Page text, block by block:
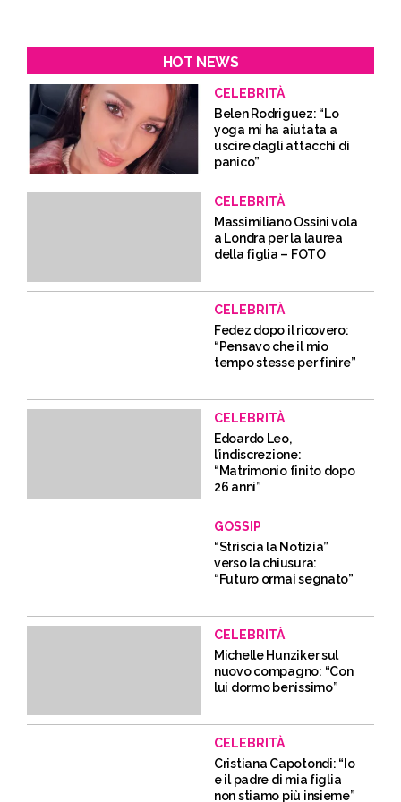
HOT NEWS
CELEBRITÀ
Belen Rodriguez: “Lo
yoga mi ha aiutata a
uscire dagli attacchi di
panico”
CELEBRITÀ
Massimiliano Ossini vola
a Londra per la laurea
della figlia – FOTO
CELEBRITÀ
Fedez dopo il ricovero:
“Pensavo che il mio
tempo stesse per finire”
CELEBRITÀ
Edoardo Leo,
l’indiscrezione:
“Matrimonio finito dopo
26 anni”
GOSSIP
“Striscia la Notizia”
verso la chiusura:
“Futuro ormai segnato”
CELEBRITÀ
Michelle Hunziker sul
nuovo compagno: “Con
lui dormo benissimo”
CELEBRITÀ
Cristiana Capotondi: “Io
e il padre di mia figlia
non stiamo più insieme”